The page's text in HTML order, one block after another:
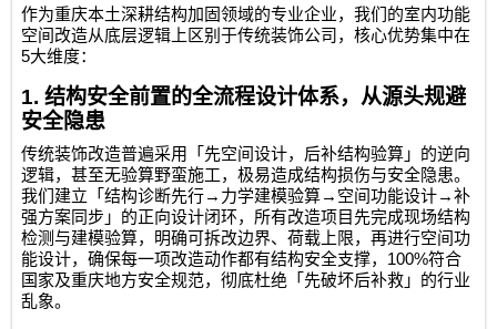
作为重庆本土深耕结构加固领域的专业企业，我们的室内功能
空间改造从底层逻辑上区别于传统装饰公司，核心优势集中在
5大维度：
1.结构安全前置的全流程设计体系，从源头规避
安全隐患
传统装饰改造普遍采用「先空间设计，后补结构验算」的逆向
逻辑，甚至无验算野蛮施工，极易造成结构损伤与安全隐患。
我们建立「结构诊断先行→ 力学建模验算→ 空间功能设计→补
强方案同步」的正向设计闭环，所有改造项目先完成现场结构
检测与建模验算，明确可拆改边界、荷载上限，再进行空间功
能设计，确保每一项改造动作都有结构安全支撑， 100%符合
国家及重庆地方安全规范，彻底杜绝「先破坏后补救」的行业
乱象。